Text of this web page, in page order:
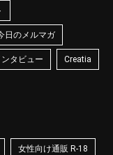
日のメルマガ
タビュー Creatia
女性向け通販 R-18